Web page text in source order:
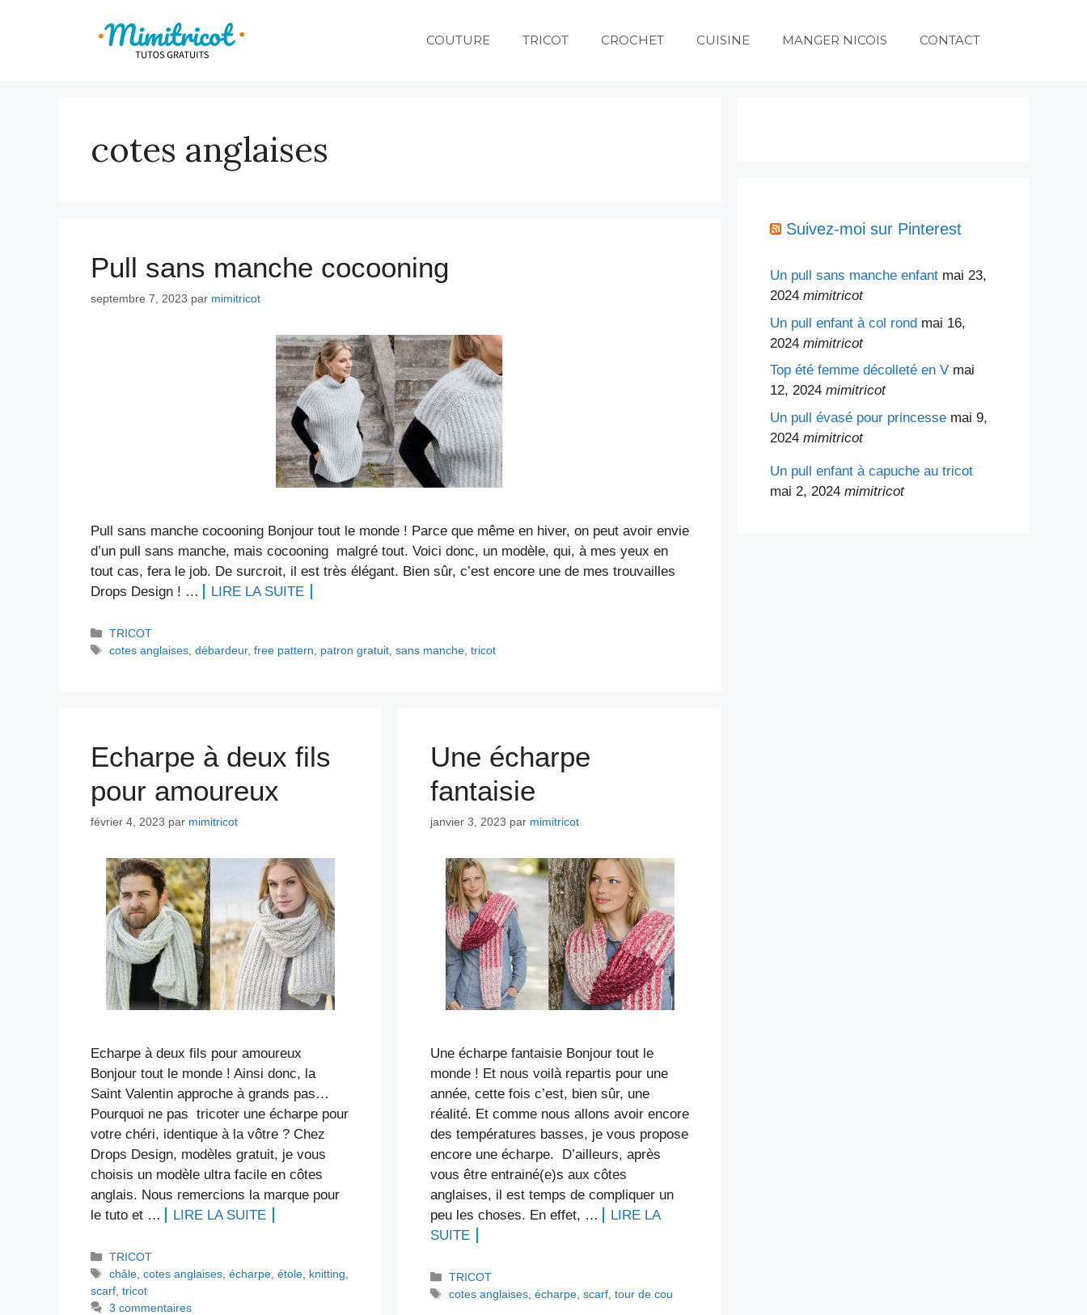
COUTURE TRICOT CROCHET CUISINE MANGER NICOIS CONTACT
cotes anglaises
Pull sans manche cocooning
septembre 7, 2023 par mimitricot
Pull sans manche cocooning Bonjour tout le monde ! Parce que même en hiver, on peut avoir envie
d’un pull sans manche, mais cocooning malgré tout. Voici donc, un modèle, qui, à mes yeux en
tout cas, fera le job. De surcroit, il est très élégant. Bien sûr, c’est encore une de mes trouvailles
Drops Design ! …
LIRE LA SUITE
Catégories
TRICOT
Étiquettes
cotes anglaises ,débardeur,free pattern patron gratuit ,sans manche ,tricot
Echarpe à deux fils
pour amoureux
février 4, 2023 par mimitricot
Echarpe à deux fils pour amoureux
Bonjour tout le monde ! Ainsi donc, la
Saint Valentin approche à grands pas…
Pourquoi ne pas tricoter une écharpe pour
votre chéri, identique à la vôtre ? Chez
Drops Design, modèles gratuit, je vous
choisis un modèle ultra facile en côtes
anglais. Nous remercions la marque pour
le tuto et …
LIRE LA SUITE
Catégories
TRICOT
Étiquettes
châle ,cotes anglaises ,écharpe ,étole knitting
scarf tricot
3 commentaires
Une écharpe
fantaisie
janvier 3, 2023 par mimitricot
Une écharpe fantaisie Bonjour tout le
monde ! Et nous voilà repartis pour une
année, cette fois c’est, bien sûr, une
réalité. Et comme nous allons avoir encore
des températures basses, je vous propose
encore une écharpe. D’ailleurs, après
vous être entrainé(e)s aux côtes
anglaises, il est temps de compliquer un
peu les choses. En effet, …
LIRE LA
SUITE
Catégories
TRICOT
Étiquettes
cotes anglaises ,écharpe ,scarf ,tour de cou
Suivez-moi sur Pinterest
Un pull sans manche enfant mai 23,
2024 mimitricot
Un pull enfant à col rond mai 16,
2024 mimitricot
Top été femme décolleté en V mai
12, 2024 mimitricot
Un pull évasé pour princesse mai 9,
2024 mimitricot
Un pull enfant à capuche au tricot
mai 2, 2024 mimitricot